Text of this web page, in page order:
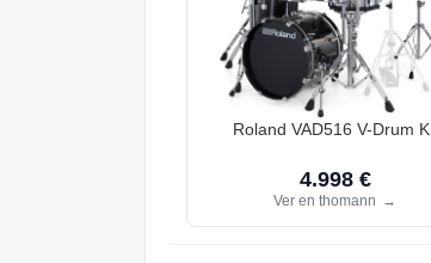
Roland VAD516 V-Drum
4.998 €
Ver en thomann →